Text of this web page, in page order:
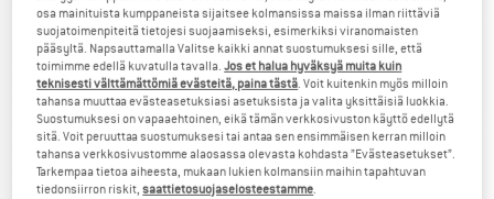
osa mainituista kumppaneista sijaitsee kolmansissa maissa ilman riittäviä
suojatoimenpiteitä tietojesi suojaamiseksi, esimerkiksi viranomaisten
pääsyltä. Napsauttamalla Valitse kaikki annat suostumuksesi sille, että
toimimme edellä kuvatulla tavalla.Jos et halua hyväksyä muita kuin
teknisesti välttämättömiä evästeitä, paina tästä. Voit kuitenkin myös milloin
tahansa muuttaa evästeasetuksiasi asetuksista ja valita yksittäisiä luokkia.
Suostumuksesi on vapaaehtoinen, eikä tämän verkkosivuston käyttö edellytä
sitä. Voit peruuttaa suostumuksesi tai antaa sen ensimmäisen kerran milloin
tahansa verkkosivustomme alaosassa olevasta kohdasta ”Evästeasetukset”.
Tarkempaa tietoa aiheesta, mukaan lukien kolmansiin maihin tapahtuvan
tiedonsiirron riskit,saattietosuojaselosteestamme.